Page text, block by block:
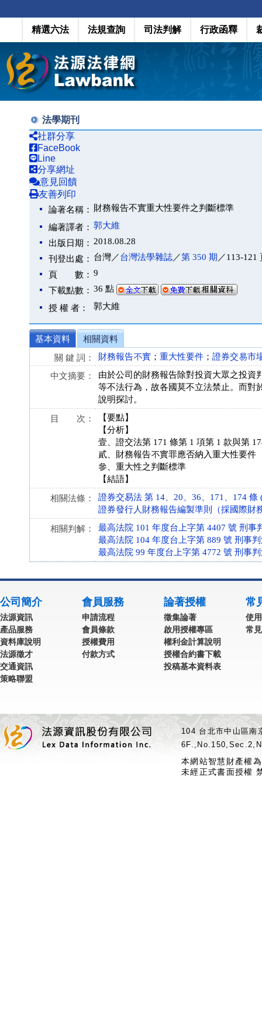
精選六法 法規查詢 司法判解 行政函釋
法學期刊
社群分享
FaceBook
Line
分享網址
意見回饋
友善列印
論著名稱： 財務報告不實重大性要件之判斷標準
編著譯者： 郭大維
出版日期： 2018.08.28
刊登出處： 台灣／台灣法學雜誌／第 350 期 ／113-121
頁 數： 9
下載點數： 36 點
授 權 者： 郭大維
基本資料
相關資料
關 鍵 詞：
財務報告不實 ； 重大性要件 ； 證券交易市
中文摘要：
由於公司的財務報告除對投資大眾之投資
等不法行為，故各國莫不立法禁止。而對
說明探討。
目 次：
【要點】
【分析】
壹、證交法第 171 條第 1 項第 1 款與第
貳、財務報告不實罪應否納入重大性要件
參、重大性之判斷標準
【結語】
相關法條：
證券交易法 第 14、20、36、171、174 條
證券發行人財務報告編製準則（採國際財
相關判解：
最高法院 101 年度台上字第 4407 號 刑事
最高法院 104 年度台上字第 889 號 刑事
最高法院 99 年度台上字第 4772 號 刑事
公司簡介
法源資訊
產品服務
資料庫說明
法源徵才
交通資訊
策略聯盟
會員服務
申請流程
會員條款
授權費用
付款方式
論著授權
徵集論著
啟用授權專區
權利金計算說明
授權合約書下載
投稿基本資料表
常
使
常
104 台北市中山區
本網站智慧財產權
未經正式書面授權